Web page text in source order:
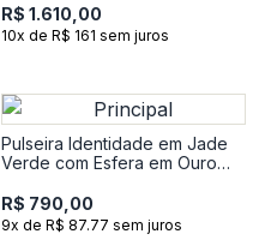
Banho de Ouro Amarelo 18k
R$ 1.610,00
10x de R$ 161 sem juros
Pulseira Identidade em Jade
Verde com Esfera em Ouro
R$ 790,00
9x de R$ 87.77 sem juros